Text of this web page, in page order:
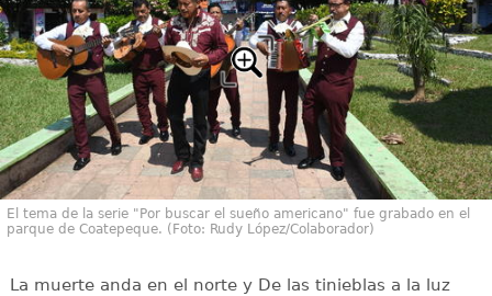
El tema de la serie "Por buscar el sueño americano" fue grabado en el
parque de Coatepeque. (Foto: Rudy López/Colaborador)
La muerte anda en el norte y De las tinieblas a la luz